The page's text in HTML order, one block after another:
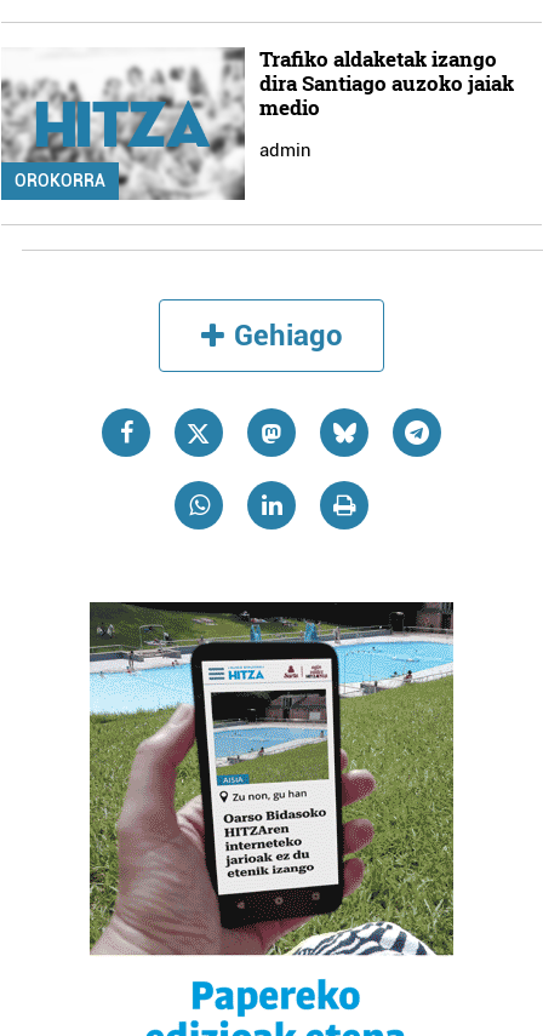
OROKORRA
Trafiko aldaketak izango
dira Santiago auzoko jaiak
medio
admin
Gehiago